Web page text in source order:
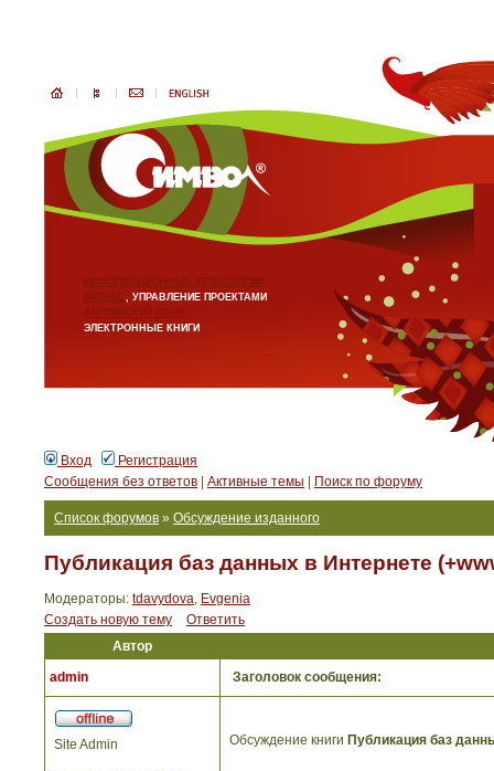
ИНФОРМАЦИОННЫЕ ТЕХНОЛОГИИ
БИЗНЕС, УПРАВЛЕНИЕ ПРОЕКТАМИ
АНГЛИЙСКИЙ ЯЗЫК
ЭЛЕКТРОННЫЕ КНИГИ
Вход
Регистрация
Сообщения без ответов
Активные темы Поиск по форуму
Список форумов » Обсуждение изданного
Публикация баз данных в Интернете
Модераторы: tdavydova, Evgenia
Создать новую тему
Ответить
Автор
admin
Заголовок сообщения:
Site Admin Обсуждение книги Публикация баз